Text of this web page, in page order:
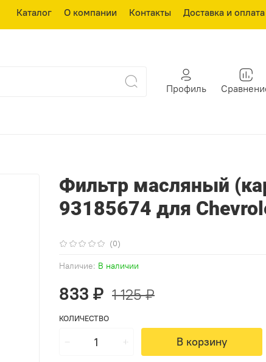
Каталог О компании Контакты Доставка и оплата
Профиль
(0)
Наличие: В наличии
Фильтр масляный
93185674 для
833 ₽ 1 125 ₽
КОЛИЧЕСТВО
В корзину